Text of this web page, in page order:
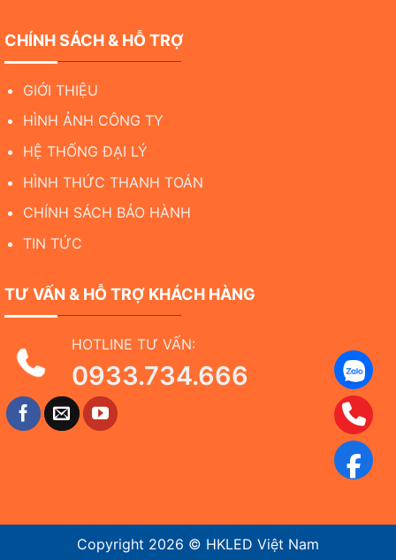
CHÍNH SÁCH & HỖ TRỢ
GIỚI THIỆU
HÌNH ẢNH CÔNG TY
HỆ THỐNG ĐẠI LÝ
HÌNH THỨC THANH TOÁN
CHÍNH SÁCH BẢO HÀNH
TIN TỨC
TƯ VẤN & HỖ TRỢ KHÁCH HÀNG
HOTLINE TƯ VẤN:
0933.734.666
Copyright 2026 © HKLED Việt Nam